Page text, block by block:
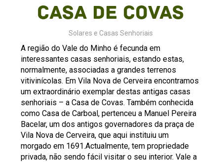
Casa de Covas
Solares e Casas Senhoriais
A região do Vale do Minho é fecunda em
interessantes casas senhoriais, estando estas,
normalmente, associadas a grandes terrenos
vitivinícolas. Em Vila Nova de Cerveira encontramos
um extraordinário exemplar destas antigas casas
senhoriais – a Casa de Covas. Também conhecida
como Casa de Carboal, pertenceu a Manuel Pereira
Bacelar, um dos antigos governadores da praça de
Vila Nova de Cerveira, que aqui instituiu um
morgado em 1691.Actualmente, tem propriedade
privada, não sendo fácil visitar o seu interior. Vale a